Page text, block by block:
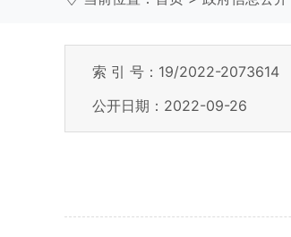
索 引 号：19/2022-2073614
公开日期：2022-09-26